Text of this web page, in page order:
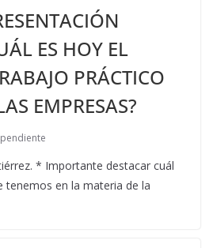
ES HOY EL
PRÁCTICO
EMPRESAS?
* Importante destacar cuál
tenemos en la materia de la